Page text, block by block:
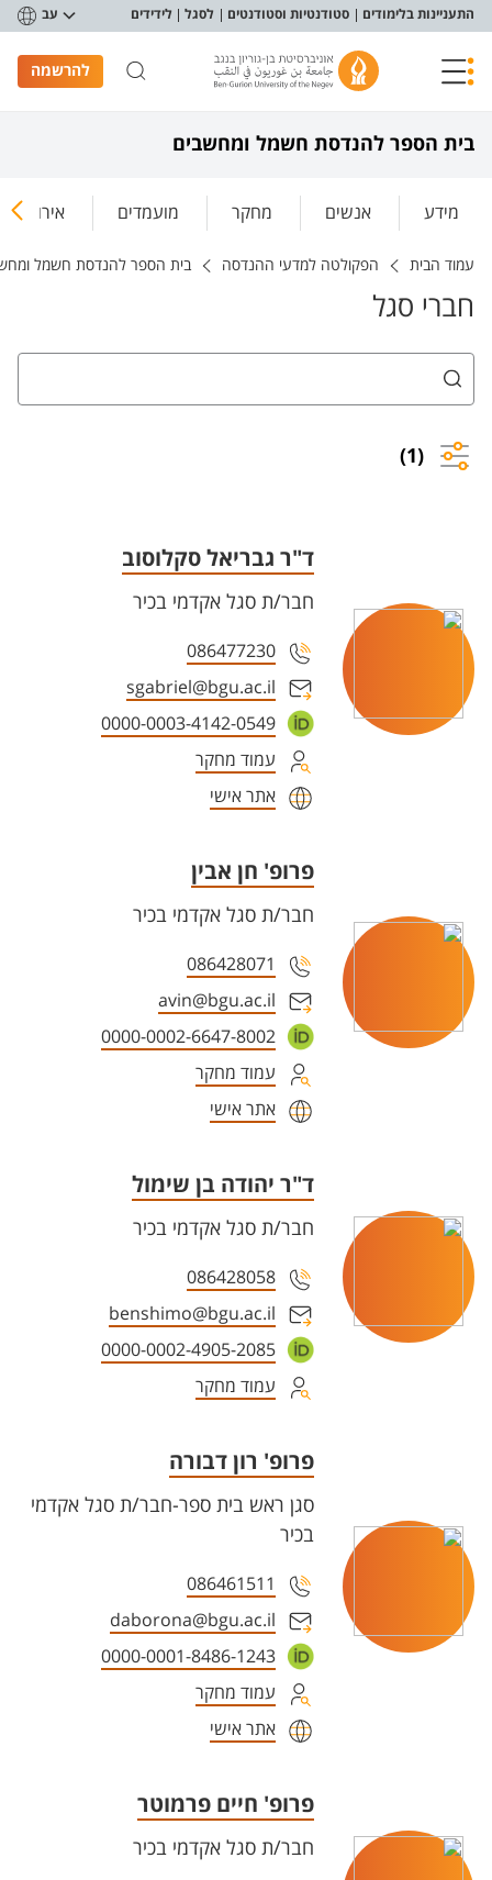
תפריט נגישות
התעניינות בלימודים סטודנטיות וסטודנטים לסגל לידידים עב
להרשמה
בית הספר להנדסת חשמל ומחשבים
מידע אנשים מחקר מועמדים אירועים
עמוד הבית הפקולטה למדעי ההנדסה בית הספר להנדסת חשמל
חברי סגל
(1)
ד"ר גבריאל סקלוסוב
חבר/ת סגל אקדמי בכיר
086477230
sgabriel@bgu.ac.il
0000-0003-4142-0549
עמוד מחקר
אתר אישי
פרופ' חן אבין
חבר/ת סגל אקדמי בכיר
086428071
avin@bgu.ac.il
0000-0002-6647-8002
עמוד מחקר
אתר אישי
ד"ר יהודה בן שימול
חבר/ת סגל אקדמי בכיר
086428058
benshimo@bgu.ac.il
0000-0002-4905-2085
עמוד מחקר
פרופ' רון דבורה
סגן ראש בית ספר-חבר/ת סגל אקדמי
בכיר
086461511
daborona@bgu.ac.il
0000-0001-8486-1243
עמוד מחקר
אתר אישי
פרופ' חיים פרמוטר
חבר/ת סגל אקדמי בכיר